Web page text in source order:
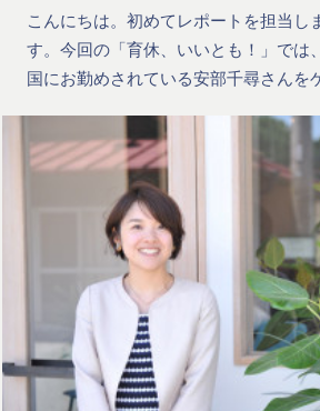
こんにちは。初めてレポートを担当し
す。今回の「育休、いいとも！」では
国にお勤めされている安部千尋さんを